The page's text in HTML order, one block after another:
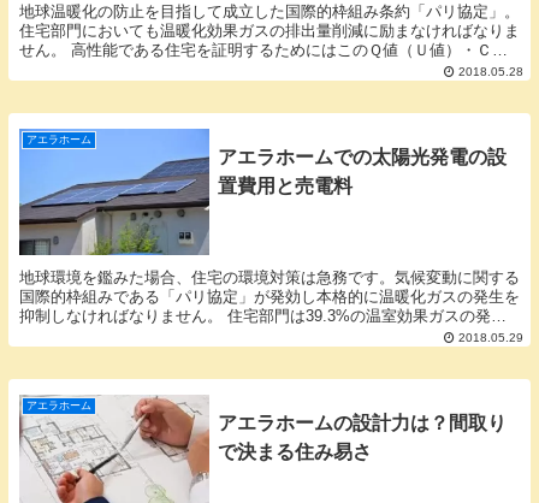
地球温暖化の防止を目指して成立した国際的枠組み条約「パリ協定」。
住宅部門においても温暖化効果ガスの排出量削減に励まなければなりま
せん。 高性能である住宅を証明するためにはこのＱ値（Ｕ値）・Ｃ値
2018.05.28
アエラホーム
アエラホームでの太陽光発電の設
置費用と売電料
地球環境を鑑みた場合、住宅の環境対策は急務です。気候変動に関する
国際的枠組みである「パリ協定」が発効し本格的に温暖化ガスの発生を
抑制しなければなりません。 住宅部門は39.3%の温室効果ガスの発生
2018.05.29
アエラホーム
アエラホームの設計力は？間取り
で決まる住み易さ